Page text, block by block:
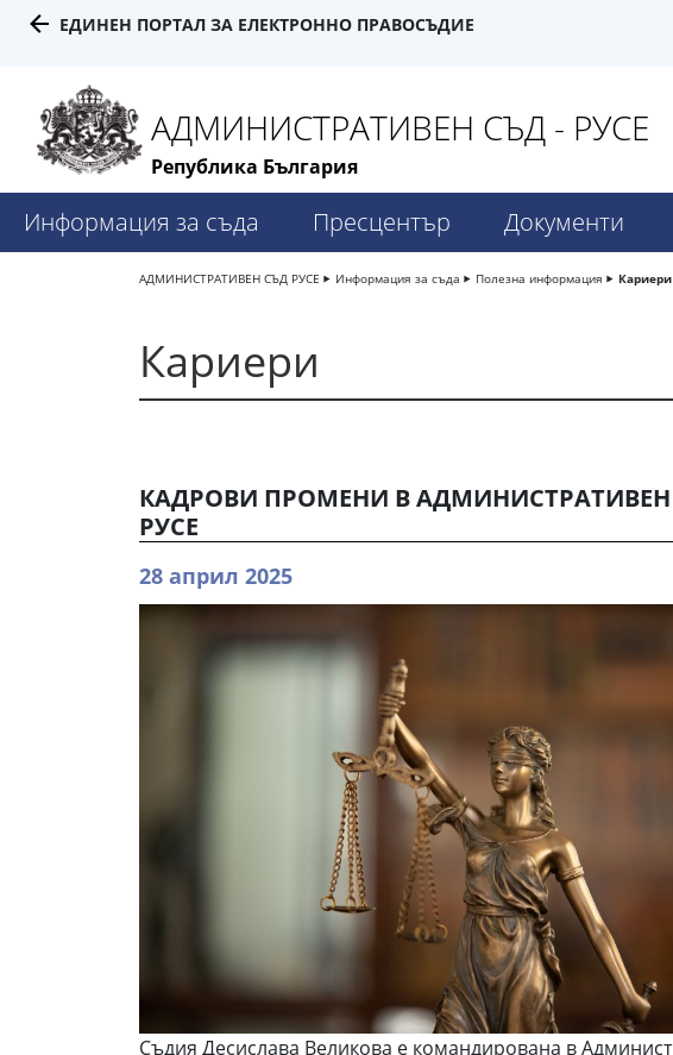
ЕДИНЕН ПОРТАЛ ЗА ЕЛЕКТРОННО ПРАВОСЪДИЕ
АДМИНИСТРАТИВЕН СЪД - РУСЕ
Република България
Информация за съда Пресцентър Документи
АДМИНИСТРАТИВЕН СЪД РУСЕ Информация за съда Полезна информация Кариери
Кариери
КАДРОВИ ПРОМЕНИ В АДМИНИСТРАТИВЕН
РУСЕ
28 април 2025
Съдия Десислава Великова е командирована в